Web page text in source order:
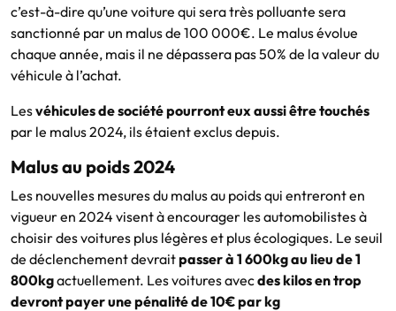
c’est-à-dire qu’une voiture qui sera très polluante sera
sanctionné par un malus de 100 000€. Le malus évolue
chaque année, mais il ne dépassera pas 50% de la valeur du
véhicule à l’achat.
Lesvéhicules de société pourront eux aussi être touchés
par le malus 2024, ils étaient exclus depuis.
Malus au poids 2024
Les nouvelles mesures du malus au poids qui entreront en
vigueur en 2024 visent à encourager les automobilistes à
choisir des voitures plus légères et plus écologiques. Le seuil
de déclenchement devraitpasser à 1 600kg au lieu de 1
800kgactuellement. Les voitures avecdes kilos en trop
devront payer une pénalité de 10€ par kg